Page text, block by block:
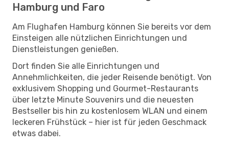
Hamburg und Faro
Am Flughafen Hamburg können Sie bereits vor dem
Einsteigen alle nützlichen Einrichtungen und
Dienstleistungen genießen.
Dort finden Sie alle Einrichtungen und
Annehmlichkeiten, die jeder Reisende benötigt. Von
exklusivem Shopping und Gourmet-Restaurants
über letzte Minute Souvenirs und die neuesten
Bestseller bis hin zu kostenlosem WLAN und einem
leckeren Frühstück – hier ist für jeden Geschmack
etwas dabei.